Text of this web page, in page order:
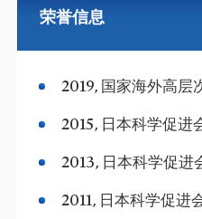
荣誉信息
2019, 国家海外高层
2015, 日本科学促进
2013, 日本科学促进
2011, 日本科学促进